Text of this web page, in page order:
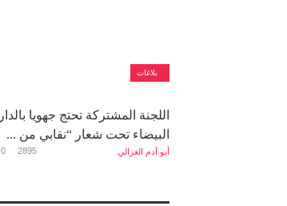
بلاغات
اللجنة المشتركة تحتج جهويا بالدار
البيضاء تحت شعار “نقابي من ...
أبو آدم الغزالي 2895
0